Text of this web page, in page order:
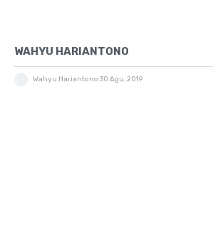
WAHYU HARIANTONO
Wahyu Hariantono 30 Agu, 2019